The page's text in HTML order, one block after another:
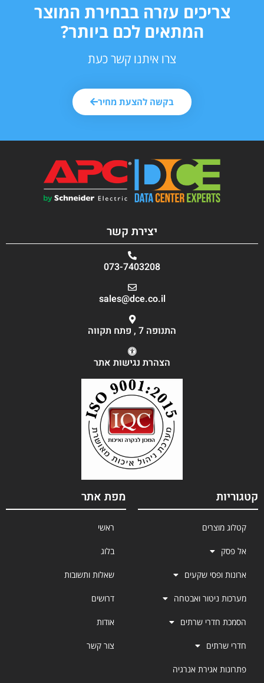
צריכים עזרה בבחירת המוצר
המתאים לכם ביותר?
צרו איתנו קשר כעת
בקשה להצעת מחיר
יצירת קשר
073-7403208
sales@dce.co.il
התנופה 7 , פתח תקווה
הצהרת נגישות אתר
קטגוריות
קטלוג מוצרים
אל פסק
ארונות ופסי שקעים
מערכות ניטור ואבטחה
הסמכת חדרי שרתים
חדרי שרתים
פתרונות אגירת אנרגיה
מפת אתר
ראשי
בלוג
שאלות ותשובות
דרושים
אודות
צור קשר